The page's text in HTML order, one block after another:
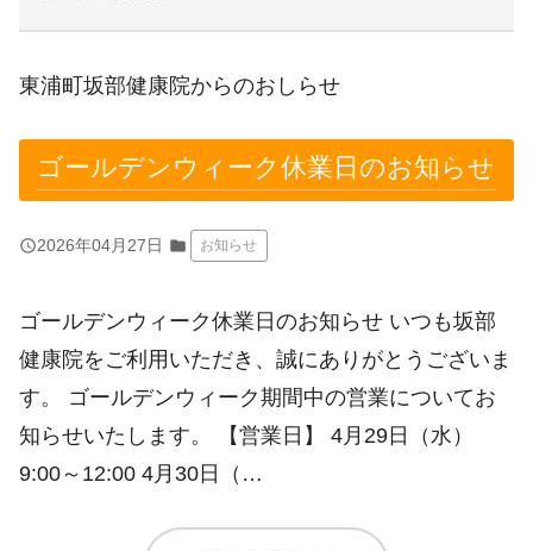
東浦町坂部健康院からのおしらせ
ゴールデンウィーク休業日のお知らせ
query_builder2026年04月27日 folder お知らせ
ゴールデンウィーク休業日のお知らせ いつも坂部
健康院をご利用いただき、誠にありがとうございま
す。 ゴールデンウィーク期間中の営業についてお
知らせいたします。 【営業日】 4月29日（水）
9:00～12:00 4月30日（…